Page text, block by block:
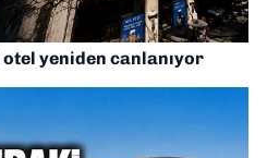
yeniden canlanıyor